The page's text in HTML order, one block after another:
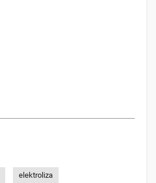
elektroliza